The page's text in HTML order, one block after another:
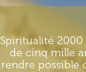
Spiritualité 2000
de cinq mille
rendre possible